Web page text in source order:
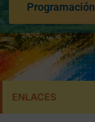
Programación
ENLACES